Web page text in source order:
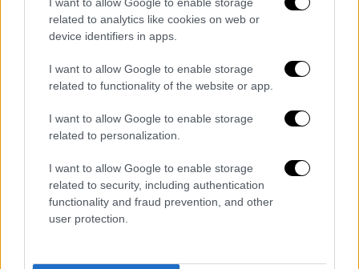
related to analytics like cookies on web or
device identifiers in apps.
I want to allow Google to enable storage
related to functionality of the website or app.
I want to allow Google to enable storage
related to personalization.
I want to allow Google to enable storage
related to security, including authentication
functionality and fraud prevention, and other
user protection.
2. Να παρακολουθούν τις πληροφορίες για
διαθέσιμες στην ιστοσελίδα και στους
επίσημους λογαριασμούς του
Πυροσβεστικού Σώματος, στοFacebook
Twitter.